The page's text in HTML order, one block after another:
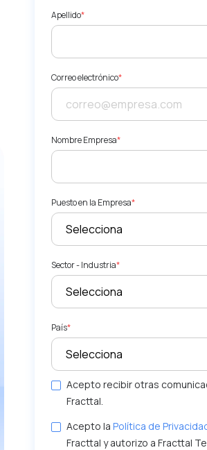
Apellido*
Correo electrónico*
Nombre Empresa*
Puesto en la Empresa*
Sector - Industria*
País*
Acepto recibir otras
Fracttal.
Acepto la Política de
Fracttal y autorizo a Fracttal